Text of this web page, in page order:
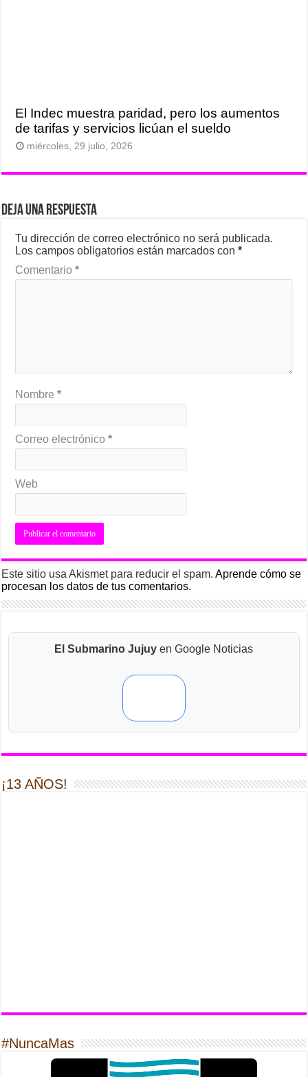
El Indec muestra paridad, pero los aumentos
de tarifas y servicios licúan el sueldo
miércoles, 29 julio, 2026
Deja una respuesta
Tu dirección de correo electrónico no será publicada.
Los campos obligatorios están marcados con*
Comentario*
Nombre*
Correo electrónico*
Web
Este sitio usa Akismet para reducir el spam.Aprende cómo se
procesan los datos de tus comentarios.
El Submarino Jujuy en Google Noticias
¡13 AÑOS!
#NuncaMas